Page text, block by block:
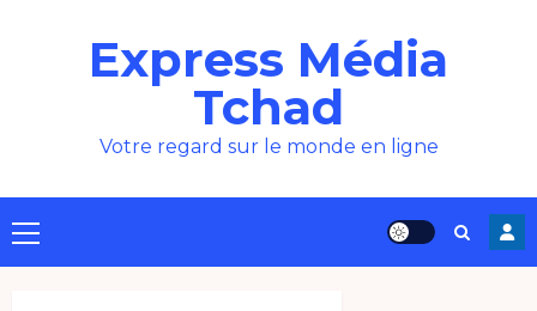
Express Média
Tchad
Votre regard sur le monde en ligne
Menu
principal